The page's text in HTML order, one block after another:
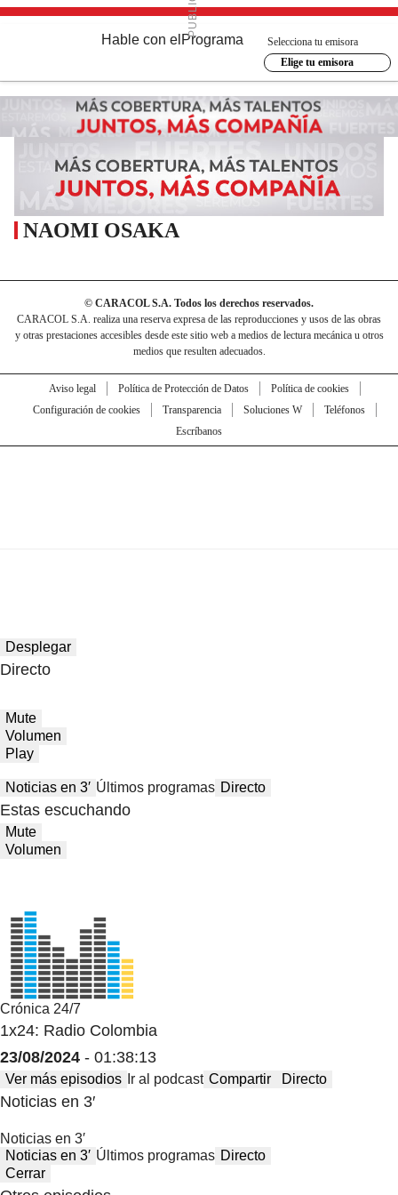
Hable con el Programa
Selecciona tu emisora
Elige tu emisora
NAOMI OSAKA
© CARACOL S.A. Todos los derechos reservados.
CARACOL S.A. realiza una reserva expresa de las reproducciones y usos de las obras
y otras prestaciones accesibles desde este sitio web a medios de lectura mecánica u otros
medios que resulten adecuados.
Aviso legal Política de Protección de Datos
Política de cookies
Configuración de cookies
Transparencia Soluciones W
Teléfonos
Escríbanos
Desplegar
Directo
Mute
Volumen
Play
Noticias en 3′ Últimos programas Directo
Estas escuchando
Mute
Volumen
Crónica 24/7
1x24: Radio Colombia
23/08/2024 - 01:38:13
Ver más episodios Ir al podcast Compartir Directo
Noticias en 3′
Noticias en 3′
Noticias en 3′ Últimos programas Directo
Cerrar